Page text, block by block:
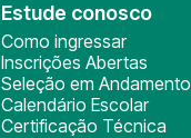
Estude conosco
Como ingressar
Inscrições Abertas
Seleção em Andamento
Calendário Escolar
Certificação Técnica